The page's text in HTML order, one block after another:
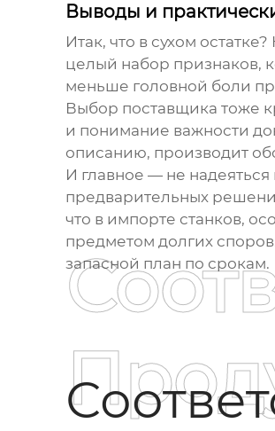
Выводы и
Итак, что в сухом
целый набор признаков,
меньше головной боли
Выбор поставщика тоже
и понимание важности
описанию, производит
И главное — не
предварительных
что в импорте станков,
предметом долгих
запасной план по срокам.